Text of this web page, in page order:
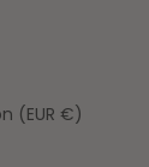
(EUR €)